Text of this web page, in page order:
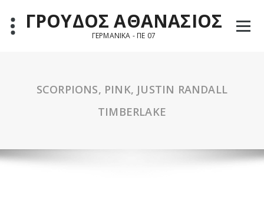
contentΓΡΟΥΔΟΣ ΑΘΑΝΑΣΙΟΣ
ΓΕΡΜΑΝΙΚΑ - ΠΕ 07
SCORPIONS, PINK, JUSTIN RANDALL
TIMBERLAKE